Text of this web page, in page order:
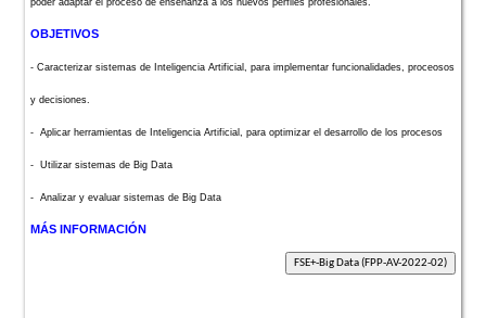
poder adaptar el proceso de enseñanza a los nuevos perfiles profesionales.
OBJETIVOS
- Caracterizar sistemas de Inteligencia Artificial, para implementar funcionalidades, proceosos
y decisiones.
- Aplicar herramientas de Inteligencia Artificial, para optimizar el desarrollo de los procesos
- Utilizar sistemas de Big Data
- Analizar y evaluar sistemas de Big Data
MÁS INFORMACIÓN